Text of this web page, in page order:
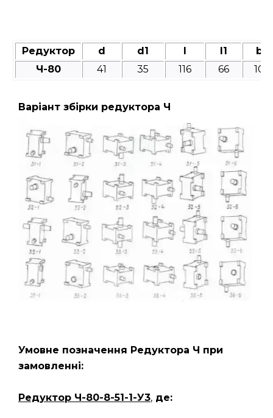
Редуктор d d1 l l1
b
Ч-80
41 35 116 66 10
Варіант збірки редуктора Ч
Умовне позначення Редуктора Ч при
замовленні:
Редуктор Ч-80-8-51-1-У3, де: